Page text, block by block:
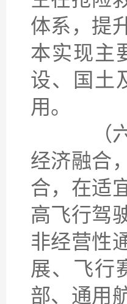
体系，提
本实现主
设、国土
用。
（六）
经济融合
合，在适
高飞行驾
非经营性
展、飞行
部、通用